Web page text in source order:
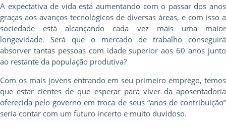
A expectativa de vida está aumentando com o passar dos anos
graças aos avanços tecnológicos de diversas áreas, e com isso a
sociedade está alcançando cada vez mais uma maior
longevidade. Será que o mercado de trabalho conseguirá
absorver tantas pessoas com idade superior aos 60 anos junto
ao restante da população produtiva?
Com os mais jovens entrando em seu primeiro emprego, temos
que estar cientes de que esperar para viver da aposentadoria
oferecida pelo governo em troca de seus “anos de contribuição”
seria contar com um futuro incerto e muito duvidoso.